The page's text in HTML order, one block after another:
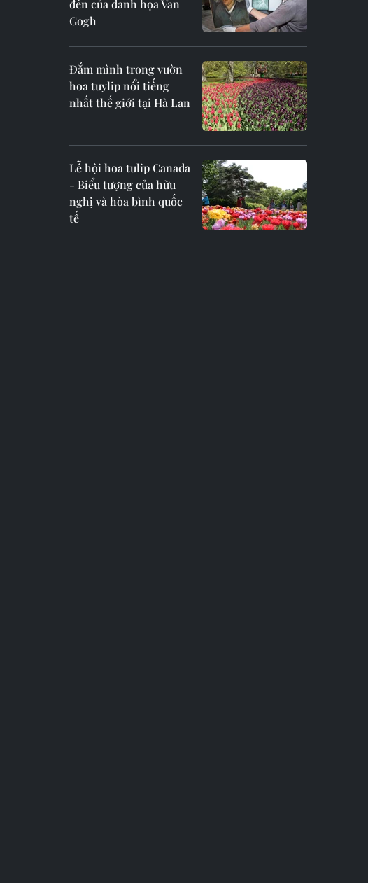
đến của danh họa Van
Gogh
Đắm mình trong vườn
hoa tuylip nổi tiếng
nhất thế giới tại Hà Lan
Lễ hội hoa tulip Canada
- Biểu tượng của hữu
nghị và hòa bình quốc
tế